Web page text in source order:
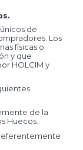
de
Los
físicas o
y que
HOLCIM y
de la
Huecos.